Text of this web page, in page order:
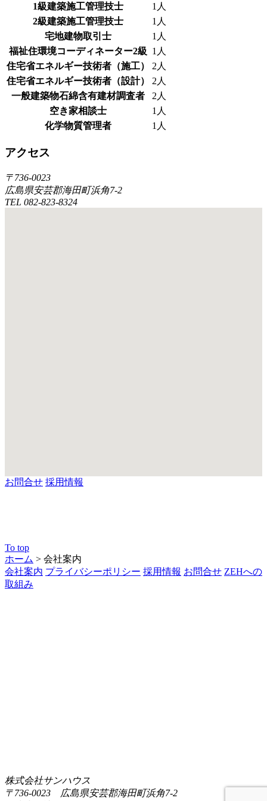
1級建築施工管理技士
1人
2級建築施工管理技士
1人
宅地建物取引士
1人
福祉住環境コーディネーター2級 1人
住宅省エネルギー技術者（施工）
2人
住宅省エネルギー技術者（設計）
2人
一般建築物石綿含有建材調査者
2人
空き家相談士
1人
化学物質管理者
1人
アクセス
〒736-0023
広島県安芸郡海田町浜角7-2
TEL 082-823-8324
お問合せ 採用情報
To top
ホーム > 会社案内
会社案内 プライバシーポリシー 採用情報 お問合せ ZEHへの
取組み
株式会社サンハウス
〒736-0023 広島県安芸郡海田町浜角7-2